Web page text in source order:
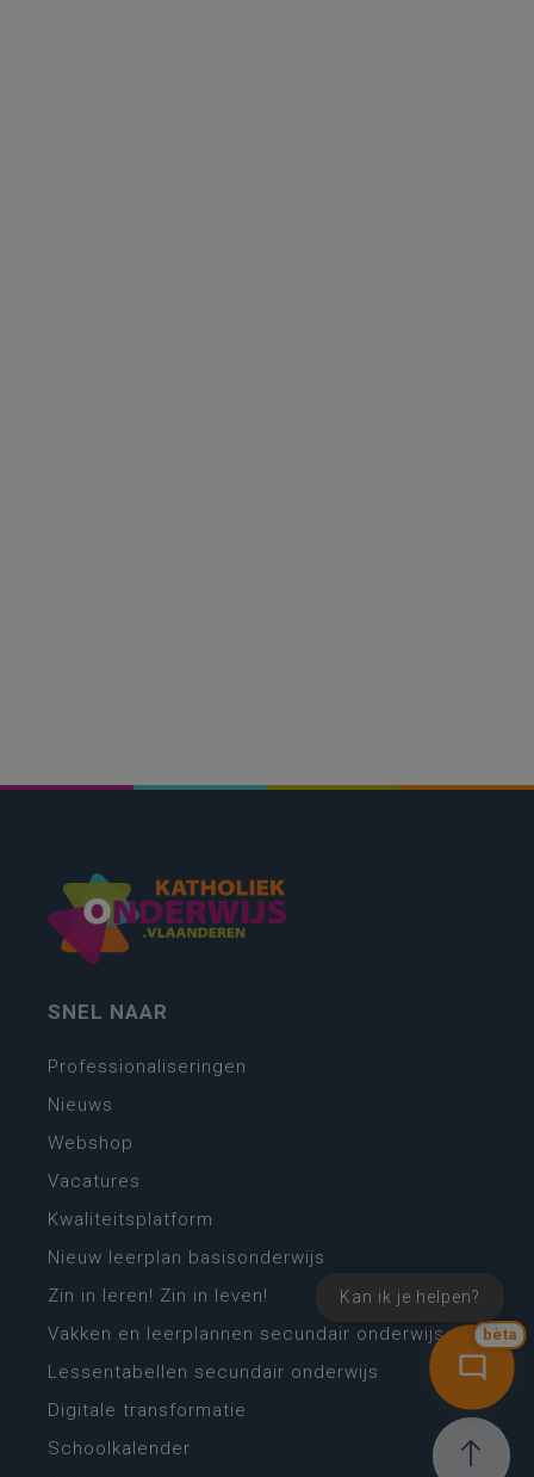
bèta
Kan ik je helpen?
SNEL NAAR
Professionaliseringen
Nieuws
Webshop
Vacatures
Kwaliteitsplatform
Nieuw leerplan basisonderwijs
Zin in leren! Zin in leven!
Vakken en leerplannen secundair onderwijs
Lessentabellen secundair onderwijs
Digitale transformatie
Schoolkalender